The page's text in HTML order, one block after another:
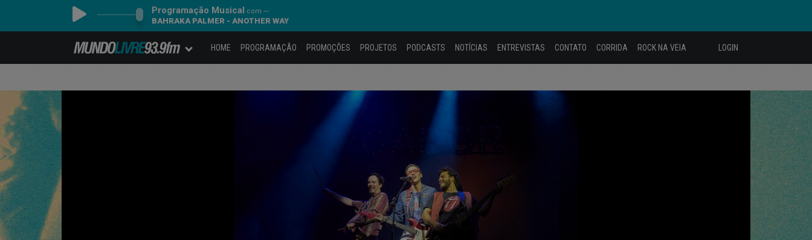
Programação Musical com ---
BAHRAKA PALMER - ANOTHER WAY
HOME PROGRAMAÇÃO PROMOÇÕES PROJETOS PODCASTS NOTÍCIAS ENTREVISTAS CONTATO CORRIDA ROCK NA VEIA LOGIN